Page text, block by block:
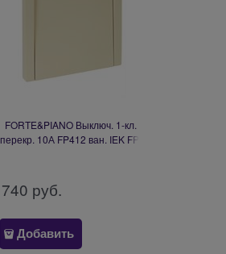
FORTE&PIANO Выключ. 1-кл.
перекр. 10А FP412 ван. IEK FP-
740 руб.
Добавить